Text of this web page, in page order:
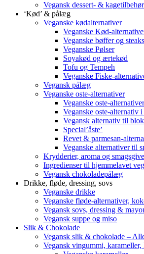
Vegansk dessert- & kagetilbehør
‘Kød’ & pålæg
Veganske kødalternativer
Veganske Kød-
Veganske bøffer og steaks
Veganske Pølser
Soyakød og ærtekød
Tofu og Tempeh
Veganske Fiske-
Vegansk pålæg
Veganske oste-alternativer
Veganske oste-
Veganske oste-alternativ
Vegansk alternativ til
Special’åste’
Revet & parmesan-
Veganske alternativer til
Krydderier, aroma og
Ingredienser til hjemmelavet
Vegansk chokoladepålæg
Drikke, fløde, dressing, sovs
Veganske drikke
Veganske fløde-alternativer,
Vegansk sovs, dressing &
Vegansk suppe og miso
Slik & Chokolade
Vegansk slik & chokolade –
Vegansk vingummi,